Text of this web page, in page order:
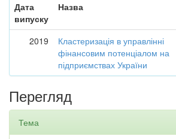
Дата
випуску
Назва
2019
Кластеризація в управлінні
фінансовим потенціалом на
підприємствах України
Перегляд
Тема